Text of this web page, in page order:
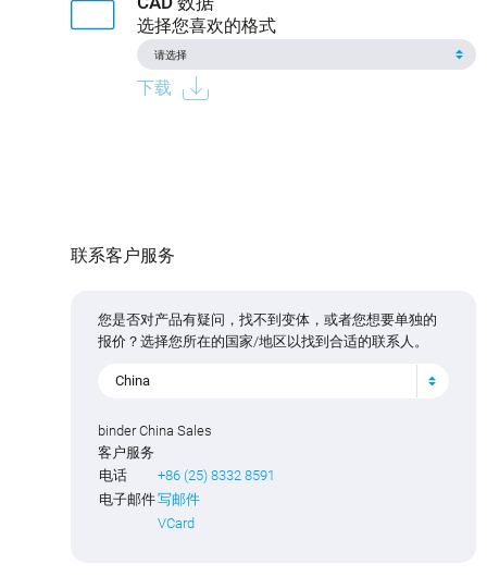
选择您喜欢的格式
下载
联系客户服务
您是否对产品有疑问，找不到变体，或者您想要单独的
报价？选择您所在的国家/地区以找到合适的联系人。
China
binder China Sales
客户服务
电话
+86 (25) 8332 8591
电子邮件写邮件
VCard